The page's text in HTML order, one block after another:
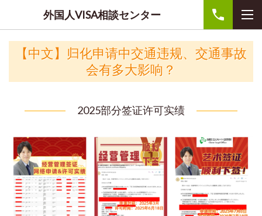
外国人VISA相談センター
【中文】归化申请中交通违规、交通事故
会有多大影响？
2025部分签证许可实绩